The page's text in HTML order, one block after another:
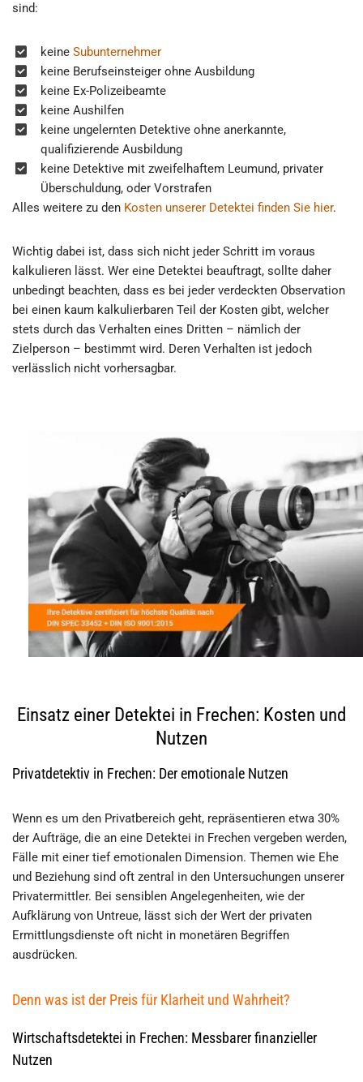
sind:
keine Subunternehmer
keine Berufseinsteiger ohne Ausbildung
keine Ex-Polizeibeamte
keine Aushilfen
keine ungelernten Detektive ohne anerkannte,
qualifizierende Ausbildung
keine Detektive mit zweifelhaftem Leumund, privater
Überschuldung, oder Vorstrafen
Alles weitere zu den Kosten unserer Detektei finden Sie hier.
Wichtig dabei ist, dass sich nicht jeder Schritt im voraus
kalkulieren lässt. Wer eine Detektei beauftragt, sollte daher
unbedingt beachten, dass es bei jeder verdeckten Observation
bei einen kaum kalkulierbaren Teil der Kosten gibt, welcher
stets durch das Verhalten eines Dritten – nämlich der
Zielperson – bestimmt wird. Deren Verhalten ist jedoch
verlässlich nicht vorhersagbar.
Einsatz einer Detektei in Frechen: Kosten und
Nutzen
Privatdetektiv in Frechen: Der emotionale Nutzen
Wenn es um den Privatbereich geht, repräsentieren etwa 30%
der Aufträge, die an eine Detektei in Frechen vergeben werden,
Fälle mit einer tief emotionalen Dimension. Themen wie Ehe
und Beziehung sind oft zentral in den Untersuchungen unserer
Privatermittler. Bei sensiblen Angelegenheiten, wie der
Aufklärung von Untreue, lässt sich der Wert der privaten
Ermittlungsdienste oft nicht in monetären Begriffen
ausdrücken.
Denn was ist der Preis für Klarheit und Wahrheit?
Wirtschaftsdetektei in Frechen: Messbarer finanzieller
Nutzen